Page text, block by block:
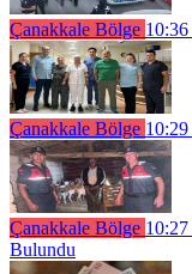
Çanakkale Bölge 10:36
Çanakkale Bölge 10:29
Çanakkale Bölge 10:27
Bulundu